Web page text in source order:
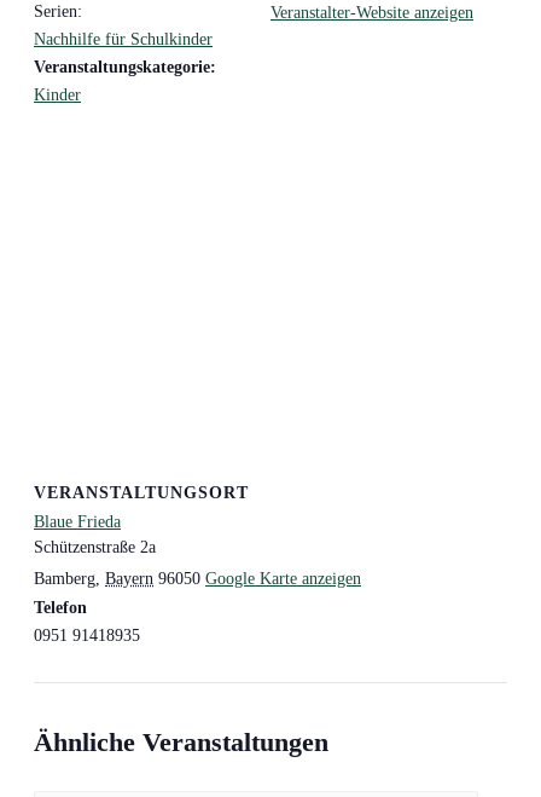
Serien:
Nachhilfe für Schulkinder
Veranstaltungskategorie:
Kinder
Veranstalter-Website anzeigen
VERANSTALTUNGSORT
Blaue Frieda
Schützenstraße 2a
Bamberg Bayern 96050 Google Karte anzeigen
Telefon
0951 91418935
Ähnliche Veranstaltungen